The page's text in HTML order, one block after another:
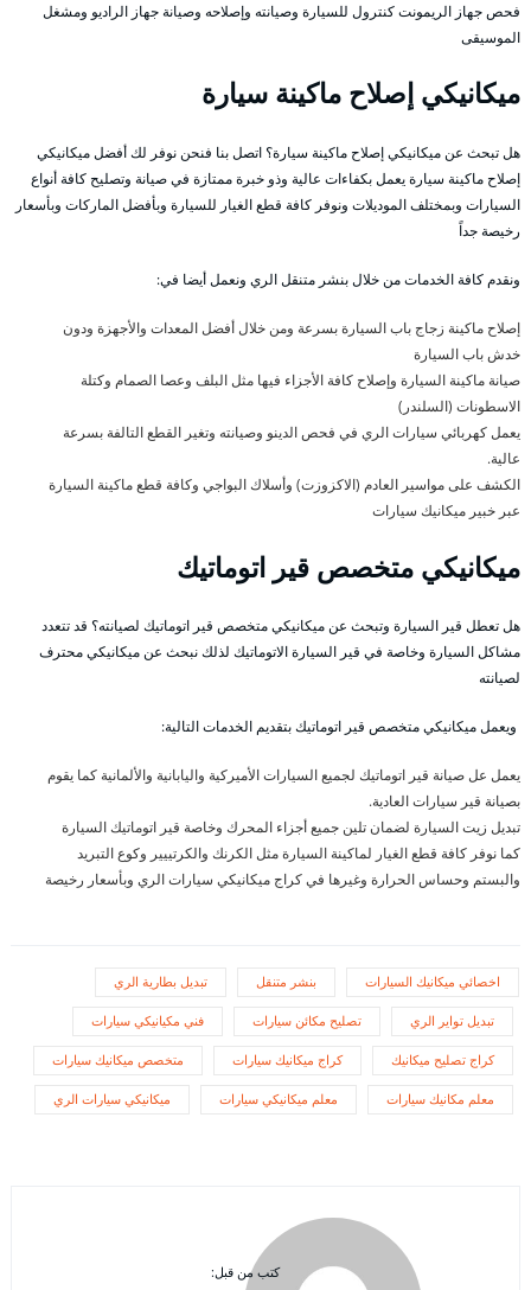
فحص جهاز الريمونت كنترول للسيارة وصيانته وإصلاحه وصيانة جهاز الراديو ومشغل
الموسيقى
ميكانيكي إصلاح ماكينة سيارة
هل تبحث عن ميكانيكي إصلاح ماكينة سيارة؟ اتصل بنا فنحن نوفر لك أفضل ميكانيكي
إصلاح ماكينة سيارة يعمل بكفاءات عالية وذو خبرة ممتازة في صيانة وتصليح كافة أنواع
السيارات وبمختلف الموديلات ونوفر كافة قطع الغيار للسيارة وبأفضل الماركات وبأسعار
رخيصة جداً
ونقدم كافة الخدمات من خلال بنشر متنقل الري ونعمل أيضا في:
إصلاح ماكينة زجاج باب السيارة بسرعة ومن خلال أفضل المعدات والأجهزة ودون
خدش باب السيارة
صيانة ماكينة السيارة وإصلاح كافة الأجزاء فيها مثل البلف وعصا الصمام وكتلة
الاسطونات (السلندر)
يعمل كهربائي سيارات الري في فحص الدينو وصيانته وتغير القطع التالفة بسرعة
عالية.
الكشف على مواسير العادم (الاكزوزت) وأسلاك البواجي وكافة قطع ماكينة السيارة
عبر خبير ميكانيك سيارات
ميكانيكي متخصص قير اتوماتيك
هل تعطل قير السيارة وتبحث عن ميكانيكي متخصص قير اتوماتيك لصيانته؟ قد تتعدد
مشاكل السيارة وخاصة في قير السيارة الاتوماتيك لذلك نبحث عن ميكانيكي محترف
لصيانته
ويعمل ميكانيكي متخصص قير اتوماتيك بتقديم الخدمات التالية:
يعمل عل صيانة قير اتوماتيك لجميع السيارات الأميركية واليابانية والألمانية كما يقوم
بصيانة قير سيارات العادية.
تبديل زيت السيارة لضمان تلين جميع أجزاء المحرك وخاصة قير اتوماتيك السيارة
كما نوفر كافة قطع الغيار لماكينة السيارة مثل الكرنك والكرتييير وكوع التبريد
والبستم وحساس الحرارة وغيرها في كراج ميكانيكي سيارات الري وبأسعار رخيصة
اخصائي ميكانيك السيارات بنشر متنقل تبديل بطارية الري
تبديل تواير الري تصليح مكائن سيارات فني مكيانيكي سيارات
كراج تصليح ميكانيك كراج ميكانيك سيارات متخصص ميكانيك سيارات
معلم مكانيك سيارات معلم ميكانيكي سيارات ميكانيكي سيارات الري
كتب من قبل: